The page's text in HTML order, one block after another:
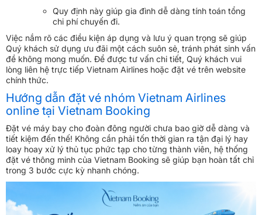
Quy định này giúp gia đình dễ dàng tính toán tổng
chi phí chuyến đi.
Việc nắm rõ các điều kiện áp dụng và lưu ý quan trọng sẽ giúp
Quý khách sử dụng ưu đãi một cách suôn sẻ, tránh phát sinh vấn
đề không mong muốn. Để được tư vấn chi tiết, Quý khách vui
lòng liên hệ trực tiếp Vietnam Airlines hoặc đặt vé trên website
chính thức.
Hướng dẫn đặt vé nhóm Vietnam Airlines
online tại Vietnam Booking
Đặt vé máy bay cho đoàn đông người chưa bao giờ dễ dàng và
tiết kiệm đến thế! Không cần phải tốn thời gian ra tận đại lý hay
loay hoay xử lý thủ tục phức tạp cho từng thành viên, hệ thống
đặt vé thông minh của Vietnam Booking sẽ giúp bạn hoàn tất chỉ
trong 3 bước cực kỳ nhanh chóng.